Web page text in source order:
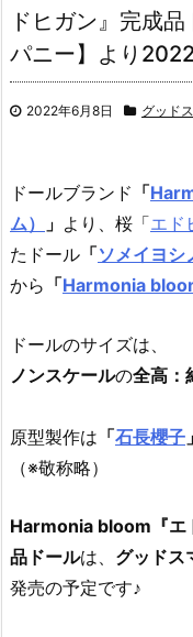
ドヒガン』完成
パニー】より
2022年6月8日 グッド
ドールブランド 「
ム）
」 より、桜「エド
たドール 「ソメイヨシ
から 「Harmonia
ドールのサイズは、
ノンスケールの全高：
原型製作は 「石長櫻子
（※敬称略）
Harmonia bloom『エ
品ドールは、 グッドス
発売の予定です♪